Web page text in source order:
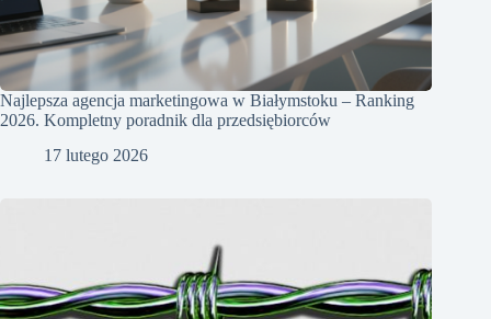
Najlepsza agencja marketingowa w Białymstoku – Ranking
2026. Kompletny poradnik dla przedsiębiorców
17 lutego 2026